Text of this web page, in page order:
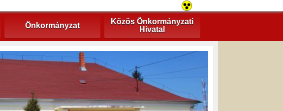
Önkormányzat
Közös Önkormányzati
Hivatal